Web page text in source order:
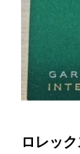
ロレッ